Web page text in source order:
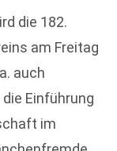
die 182.
am Freitag
auch
Einführung
im